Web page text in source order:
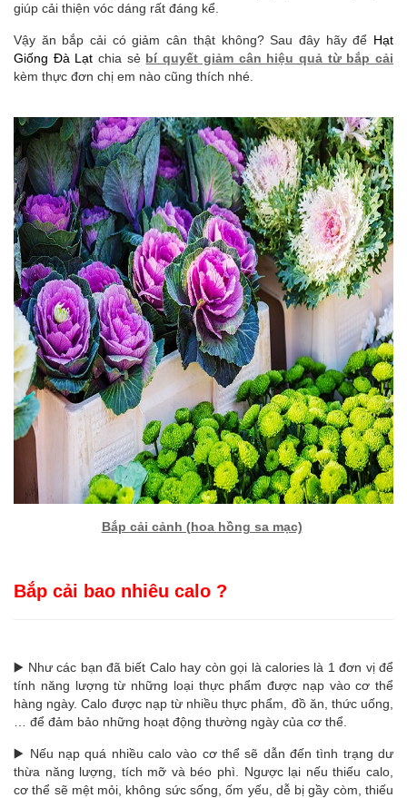
giúp cải thiện vóc dáng rất đáng kể.
Vậy ăn bắp cải có giảm cân thật không? Sau đây hãy để Hạt
Giống Đà Lạt chia sẻ bí quyết giảm cân hiệu quả từ bắp cải
kèm thực đơn chị em nào cũng thích nhé.
Bắp cải cảnh (hoa hồng sa mạc)
Bắp cải bao nhiêu calo ?
▶️ Như các bạn đã biết Calo hay còn gọi là calories là 1 đơn vị để
tính năng lượng từ những loại thực phẩm được nạp vào cơ thể
hàng ngày.Calo được nạp từ nhiều thực phẩm, đồ ăn, thức uống,
… để đảm bảo những hoạt động thường ngày của cơ thể.
▶️ Nếu nạp quá nhiều calo vào cơ thể sẽ dẫn đến tình trạng dư
thừa năng lượng, tích mỡ và béo phì. Ngược lại nếu thiếu calo,
cơ thể sẽ mệt mỏi, không sức sống, ốm yếu, dễ bị gầy còm, thiếu